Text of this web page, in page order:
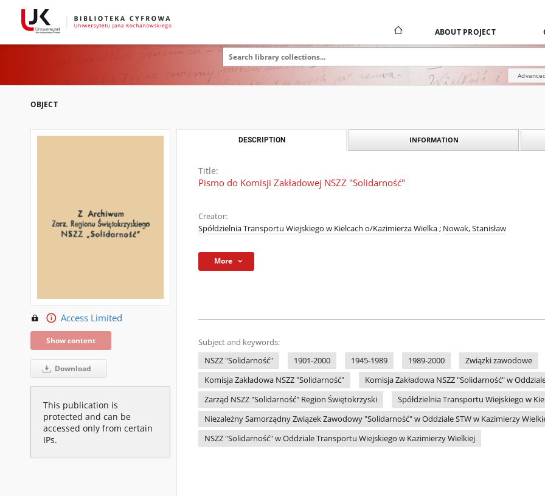
ABOUT PROJECT
OBJECT
Access Limited
Show content
Download
This publication is
protected and can be
accessed only from certain
IPs.
DESCRIPTION INFORMATION
Title:
Pismo do Komisji Zakładowej NSZZ "Solidarność"
Creator:
Spółdzielnia Transportu Wiejskiego w Kielcach o/Kazimierza Wielka; Nowak, Stanisław
More
Subject and keywords:
NSZZ "Solidarność"
1901-2000 1945-1989 1989-2000 Związki zawodowe
Komisja Zakładowa NSZZ "Solidarność"
Komisja Zakładowa NSZZ "Solidarność" w
Zarząd NSZZ "Solidarność" Region Świętokrzyski
Spółdzielnia Transportu Wiejskiego w
Niezależny Samorządny Związek Zawodowy "Solidarność" w Oddziale STW w Kazimierzy
NSZZ "Solidarność" w Oddziale Transportu Wiejskiego w Kazimierzy Wielkiej